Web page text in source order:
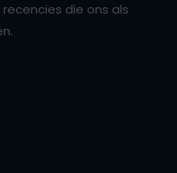
die ons als